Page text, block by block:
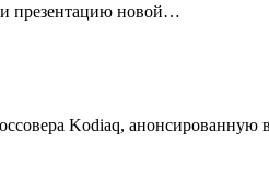
презентацию новой…
Kodiaq, анонсированную